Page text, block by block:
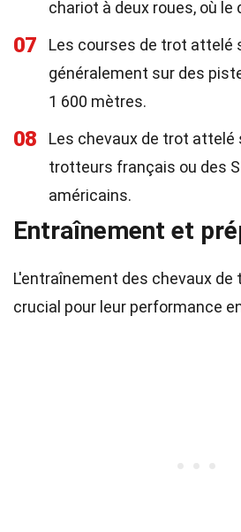
chariot à deux roues, où le
07
Les courses de trot attelé
généralement sur des
1 600 mètres.
08
Les chevaux de trot attelé
trotteurs français ou des
américains.
Entraînement et
L'entraînement des chevaux
crucial pour leur performance